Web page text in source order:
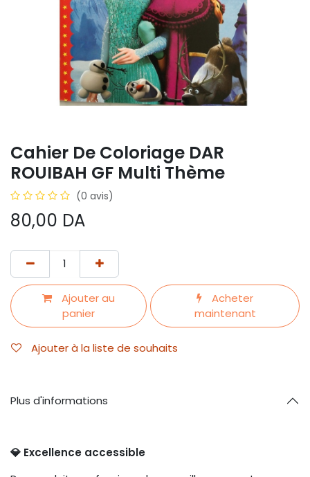
Cahier De Coloriage DAR
ROUIBAH GF Multi Thème
(0 avis)
80,00 DA
Ajouter au
panier
Acheter
maintenant
Ajouter à la liste de souhaits
Plus d'informations
💎 Excellence accessible